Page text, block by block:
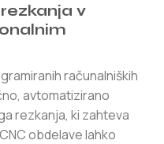
v
računalniških
avtomatizirano
rezkanja, ki zahteva
obdelave lahko